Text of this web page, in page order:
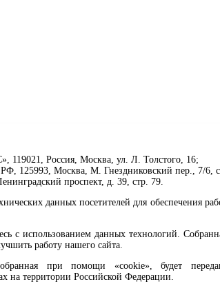
Россия, Москва, ул. Л. Толстого, 16;
125993, Москва, М. Гнездниковский пер., 7/6,
проспект, д. 39, стр. 79.
данных посетителей для обеспечения
с использованием данных технологий.
работу нашего сайта.
при помощи «cookie», будет
на территории Российской Федерации.